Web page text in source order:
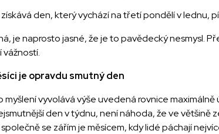
den, který vychází na třetí pondělí v lednu,
je naprosto jasné, že je to pavědecký nesmysl.
vážností.
je opravdu smutný den
myšlení vyvolává výše uvedená rovnice
den v týdnu, není náhoda, že ve většině
se zářím je měsícem, kdy lidé páchají